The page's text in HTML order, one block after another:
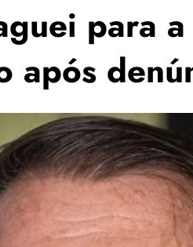
para
após